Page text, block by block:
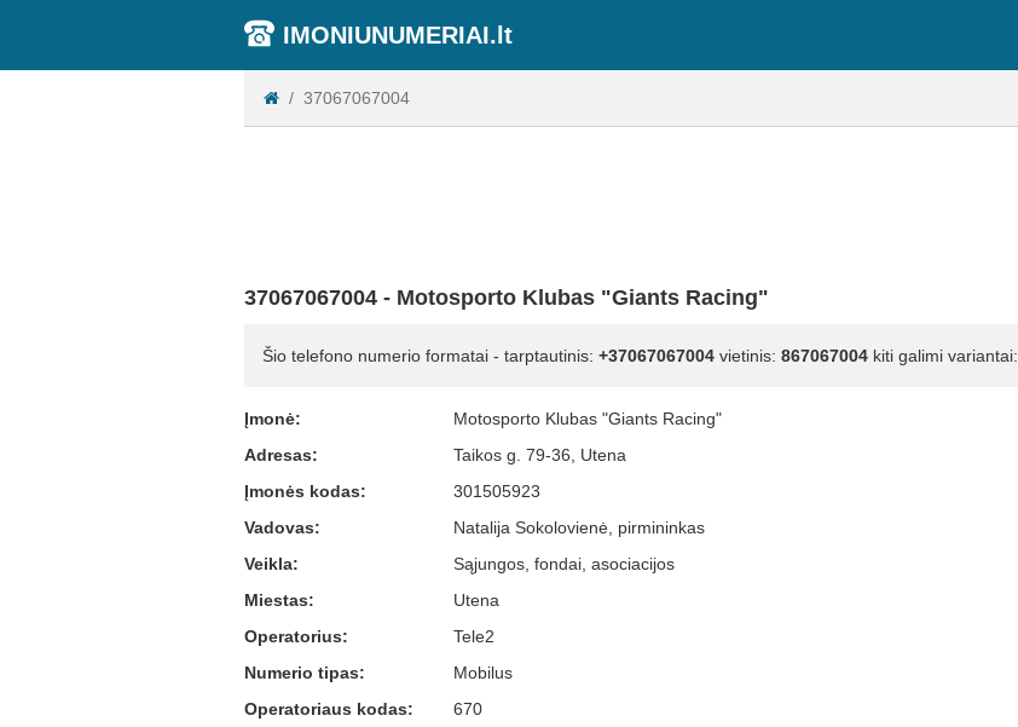
IMONIUNUMERIAI.lt
37067067004
37067067004 - Motosporto Klubas "Giants Racing"
Šio telefono numerio formatai - tarptautinis: +37067067004 vietinis: 867067004 kiti galimi variantai:
Įmonė:
Motosporto Klubas "Giants Racing"
Adresas:
Taikos g. 79-36, Utena
Įmonės kodas:
301505923
Vadovas:
Natalija Sokolovienė, pirmininkas
Veikla:
Sąjungos, fondai, asociacijos
Miestas:
Utena
Operatorius:
Tele2
Numerio tipas:
Mobilus
Operatoriaus kodas:
670